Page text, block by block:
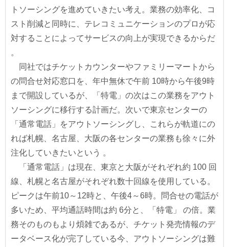
トソーシングを進めていきたい考え。業務の効率化、コ
スト削減と同時に、テレコミュニケーションのプロが応
対することによってサービスの向上が実現できるからだ
。
同社ではチケットカウンターやファミリーマートから
の問合せ対応窓口を、年中無休で午前 10時から午後9時
まで開設しているが、「特電」の次はこの業務をアウト
ソーシングに移行する計画だ。次いで東京センターの
「通常電話」をアウトソーシングし、これらが軌道にの
れば札幌、名古屋、大阪の各センターの業務も徐々に外
注化していきたいという 。
「通常電話」は現在、東京と大阪がそれぞれ約 100 回
線、札幌と名古屋がそれぞれ数十回線を使用している。
ピークは午前10～12時と、午後4～6時。問合せの電話が
多いため、平均通話時間は約 6分と、「特電」 の倍。業
務そのものもより煩雑であるが、チケット発売情報のデ
ータベース化が完了している今、アウトソーシングは難